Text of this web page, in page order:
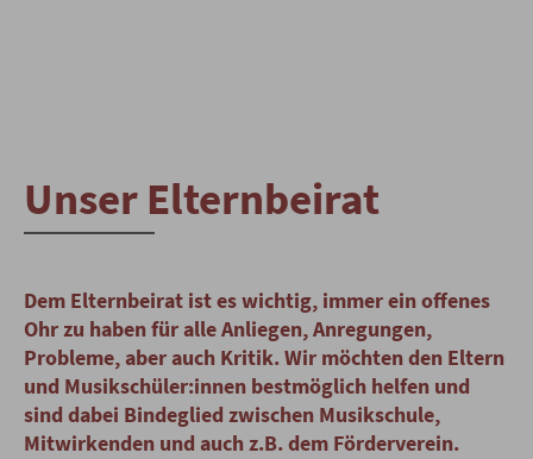
Unser Elternbeirat
Dem Elternbeirat ist es wichtig, immer ein offenes
Ohr zu haben für alle Anliegen, Anregungen,
Probleme, aber auch Kritik. Wir möchten den Eltern
und Musikschüler:innen bestmöglich helfen und
sind dabei Bindeglied zwischen Musikschule,
Mitwirkenden und auch z.B. dem Förderverein.